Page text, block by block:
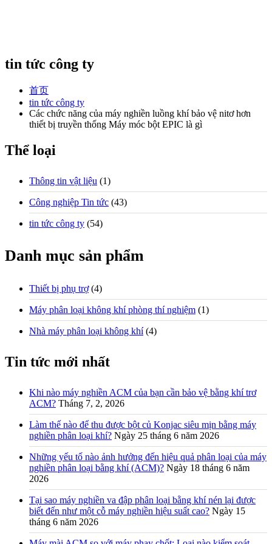
tin tức công ty
首页
tin tức công ty
Các chức năng của máy nghiền luồng khí bảo vệ nitơ hơn
thiết bị truyền thống Máy móc bột EPIC là gì
Thể loại
Thông tin vật liệu (1)
Công nghiệp Tin tức (43)
tin tức công ty (54)
Danh mục sản phẩm
Thiết bị phụ trợ (4)
Máy phân loại không khí phòng thí nghiệm (1)
Nhà máy phân loại không khí (4)
Tin tức mới nhất
Khi nào máy nghiền ACM của bạn cần bảo vệ bằng khí trơ
ACM? Tháng 7, 2, 2026
Làm thế nào để thu được bột củ Konjac siêu mịn bằng máy
nghiền phân loại khí? Ngày 25 tháng 6 năm 2026
Những yếu tố nào ảnh hưởng đến hiệu quả phân loại của máy
nghiền phân loại bằng khí (ACM)? Ngày 18 tháng 6 năm
2026
Tại sao máy nghiền va đập phân loại bằng khí nén lại được
biết đến như một cỗ máy nghiền hiệu suất cao? Ngày 15
tháng 6 năm 2026